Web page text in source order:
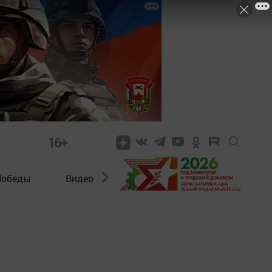
16+
Видео Конкурсы ЭтноДети